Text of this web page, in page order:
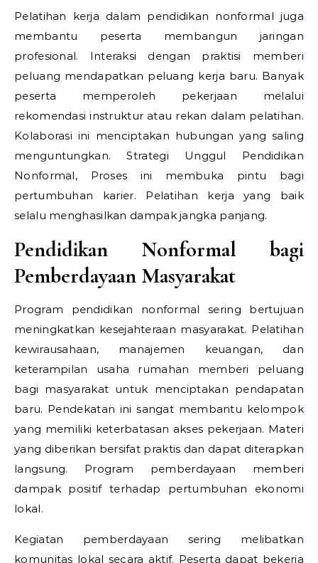
Pelatihan kerja dalam pendidikan nonformal juga
membantu peserta membangun jaringan
profesional. Interaksi dengan praktisi memberi
peluang mendapatkan peluang kerja baru. Banyak
peserta memperoleh pekerjaan melalui
rekomendasi instruktur atau rekan dalam pelatihan.
Kolaborasi ini menciptakan hubungan yang saling
menguntungkan.Strategi Unggul Pendidikan
Nonformal, Proses ini membuka pintu bagi
pertumbuhan karier. Pelatihan kerja yang baik
selalu menghasilkan dampak jangka panjang.
Pendidikan Nonformal bagi
Pemberdayaan Masyarakat
Program pendidikan nonformal sering bertujuan
meningkatkan kesejahteraan masyarakat. Pelatihan
kewirausahaan, manajemen keuangan, dan
keterampilan usaha rumahan memberi peluang
bagi masyarakat untuk menciptakan pendapatan
baru. Pendekatan ini sangat membantu kelompok
yang memiliki keterbatasan akses pekerjaan. Materi
yang diberikan bersifat praktis dan dapat diterapkan
langsung. Program pemberdayaan memberi
dampak positif terhadap pertumbuhan ekonomi
lokal.
Kegiatan pemberdayaan sering melibatkan
komunitas lokal secara aktif. Peserta dapat bekerja